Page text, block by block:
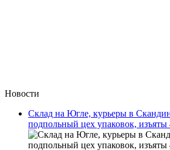
Новости
Склад на Югле, курьеры в
подпольный цех упаковок, изъяты